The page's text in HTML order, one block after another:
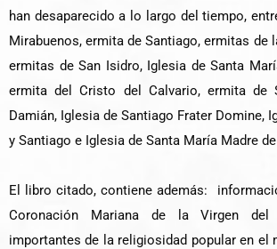
han desaparecido a lo largo del tiempo,
Mirabuenos, ermita de Santiago, ermitas de
ermitas de San Isidro, Iglesia de Santa
ermita del Cristo del Calvario, ermita de
Damián, Iglesia de Santiago Frater Domine,
y Santiago e Iglesia de Santa María Madre
El libro citado, contiene además:
Coronación Mariana de la Virgen del
importantes de la religiosidad popular en el